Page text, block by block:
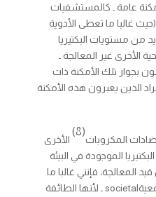
عامة ـ كالمستشفيات
(حيث غالبا ما تعطى الأدوية
من مستويات البكتيريا
الأخرى غير المعالجة ـ
بجوار تلك الأمكنة ذات
الذين يعبرون هذه الأمكنة
المكروبات
(8)
الأخرى
الموجودة في البيئة
المعالجة، فإنني غالبا ما
societalـ لأنها الطائفة